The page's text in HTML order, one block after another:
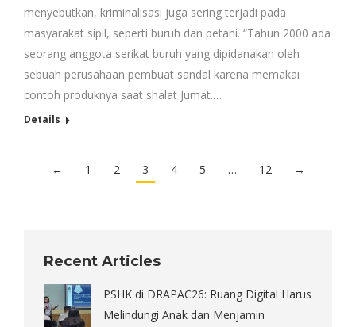
menyebutkan, kriminalisasi juga sering terjadi pada
masyarakat sipil, seperti buruh dan petani. “Tahun 2000 ada
seorang anggota serikat buruh yang dipidanakan oleh
sebuah perusahaan pembuat sandal karena memakai
contoh produknya saat shalat Jumat.…
Details
← 1 2 3 4 5 … 12 →
Recent Articles
PSHK di DRAPAC26: Ruang Digital Harus
Melindungi Anak dan Menjamin